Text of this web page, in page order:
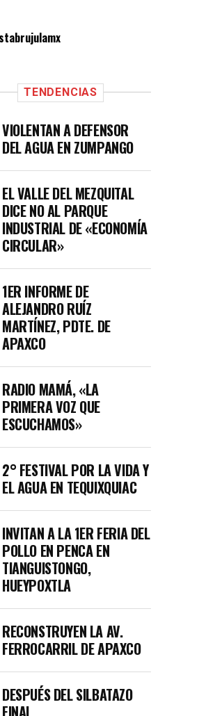
TENDENCIAS
VIOLENTAN A DEFENSOR
DEL AGUA EN ZUMPANGO
EL VALLE DEL MEZQUITAL
DICE NO AL PARQUE
INDUSTRIAL DE «ECONOMÍA
CIRCULAR»
1ER INFORME DE
ALEJANDRO RUÍZ
MARTÍNEZ, PDTE. DE
APAXCO
RADIO MAMÁ, «LA
PRIMERA VOZ QUE
ESCUCHAMOS»
2° FESTIVAL POR LA VIDA Y
EL AGUA EN TEQUIXQUIAC
INVITAN A LA 1ER FERIA DEL
POLLO EN PENCA EN
TIANGUISTONGO,
HUEYPOXTLA
RECONSTRUYEN LA AV.
FERROCARRIL DE APAXCO
DESPUÉS DEL SILBATAZO
FINAL